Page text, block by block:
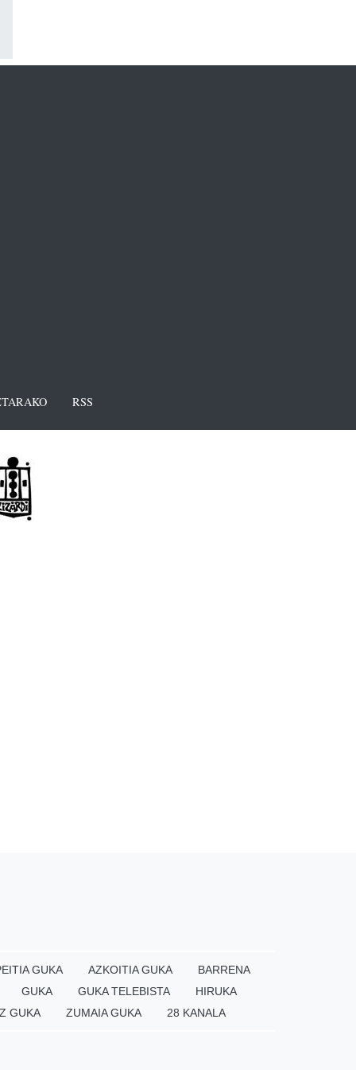
RSS
GUKA AZKOITIA GUKA
BARRENA
GUKA
GUKA TELEBISTA
HIRUKA
GUKA
ZUMAIA GUKA 28 KANALA